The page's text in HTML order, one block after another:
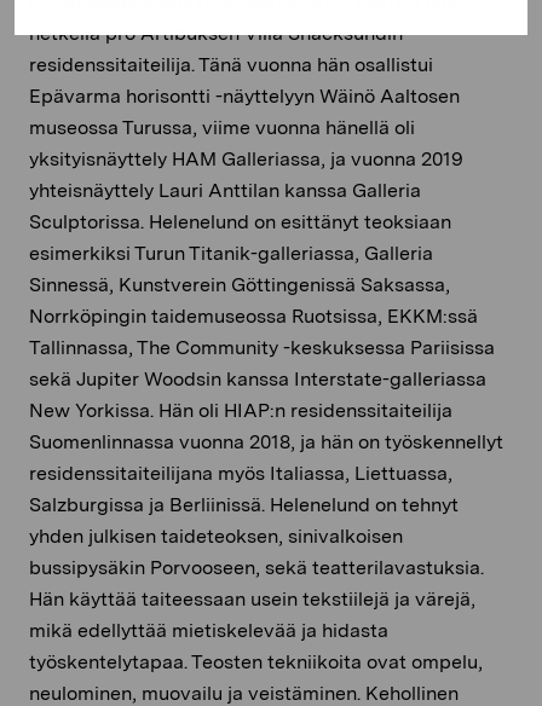
hetkellä pro Artibuksen Villa Snäcksundin
residenssitaiteilija. Tänä vuonna hän osallistui
Epävarma horisontti -näyttelyyn Wäinö Aaltosen
museossa Turussa, viime vuonna hänellä oli
yksityisnäyttely HAM Galleriassa, ja vuonna 2019
yhteisnäyttely Lauri Anttilan kanssa Galleria
Sculptorissa. Helenelund on esittänyt teoksiaan
esimerkiksi Turun Titanik-galleriassa, Galleria
Sinnessä, Kunstverein Göttingenissä Saksassa,
Norrköpingin taidemuseossa Ruotsissa, EKKM:ssä
Tallinnassa, The Community -keskuksessa Pariisissa
sekä Jupiter Woodsin kanssa Interstate-galleriassa
New Yorkissa. Hän oli HIAP:n residenssitaiteilija
Suomenlinnassa vuonna 2018, ja hän on työskennellyt
residenssitaiteilijana myös Italiassa, Liettuassa,
Salzburgissa ja Berliinissä. Helenelund on tehnyt
yhden julkisen taideteoksen, sinivalkoisen
bussipysäkin Porvooseen, sekä teatterilavastuksia.
Hän käyttää taiteessaan usein tekstiilejä ja värejä,
mikä edellyttää mietiskelevää ja hidasta
työskentelytapaa. Teosten tekniikoita ovat ompelu,
neulominen, muovailu ja veistäminen. Kehollinen